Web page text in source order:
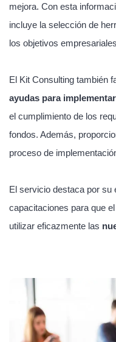
mejora. Con esta
incluye la selección de
los objetivos
El Kit Consulting también
ayudas para
el cumplimiento de los
fondos. Además,
proceso de
El servicio destaca por su
capacitaciones para que
utilizar eficazmente las